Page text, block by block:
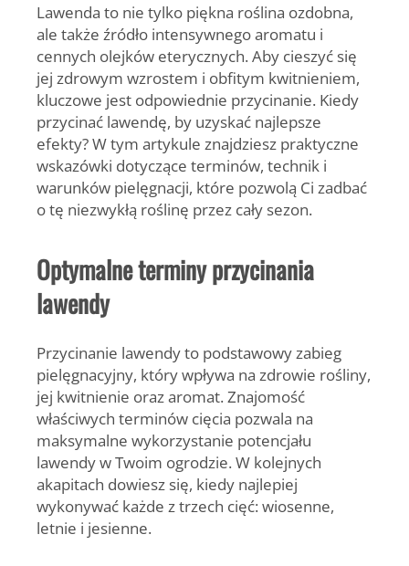
Lawenda to nie tylko piękna roślina ozdobna,
ale także źródło intensywnego aromatu i
cennych olejków eterycznych. Aby cieszyć się
jej zdrowym wzrostem i obfitym kwitnieniem,
kluczowe jest odpowiednie przycinanie. Kiedy
przycinać lawendę, by uzyskać najlepsze
efekty? W tym artykule znajdziesz praktyczne
wskazówki dotyczące terminów, technik i
warunków pielęgnacji, które pozwolą Ci zadbać
o tę niezwykłą roślinę przez cały sezon.
Optymalne terminy przycinania
lawendy
Przycinanie lawendy to podstawowy zabieg
pielęgnacyjny, który wpływa na zdrowie rośliny,
jej kwitnienie oraz aromat. Znajomość
właściwych terminów cięcia pozwala na
maksymalne wykorzystanie potencjału
lawendy w Twoim ogrodzie. W kolejnych
akapitach dowiesz się, kiedy najlepiej
wykonywać każde z trzech cięć: wiosenne,
letnie i jesienne.